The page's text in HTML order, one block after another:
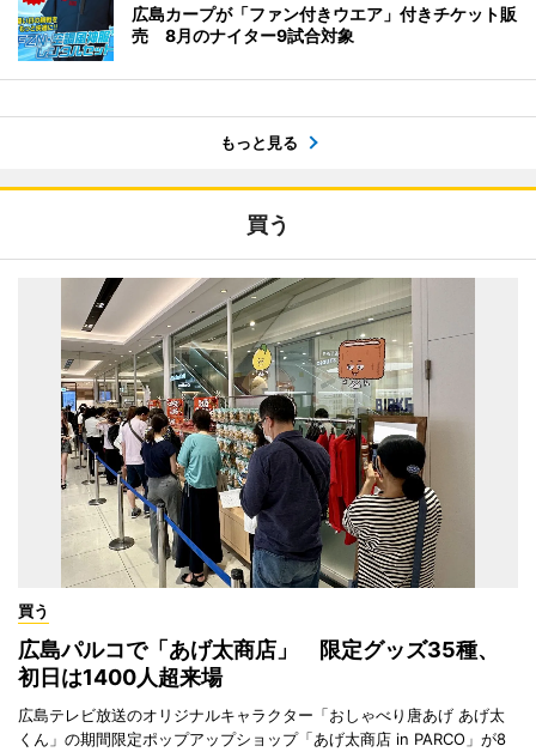
広島カープが「ファン付きウエア」付きチケット販
売 8月のナイター9試合対象
もっと見る
買う
買う
広島パルコで「あげ太商店」 限定グッズ35種、
初日は1400人超来場
広島テレビ放送のオリジナルキャラクター「おしゃべり唐あげ あげ太
くん」の期間限定ポップアップショップ「あげ太商店 in PARCO」が8